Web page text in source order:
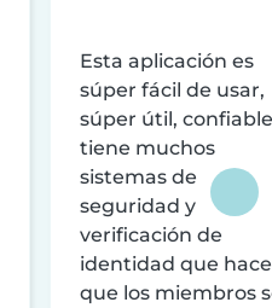
Esta aplicación es
súper fácil de usar,
súper útil,
tiene muchos
sistemas de
seguridad y
verificación de
identidad que
que los miembros